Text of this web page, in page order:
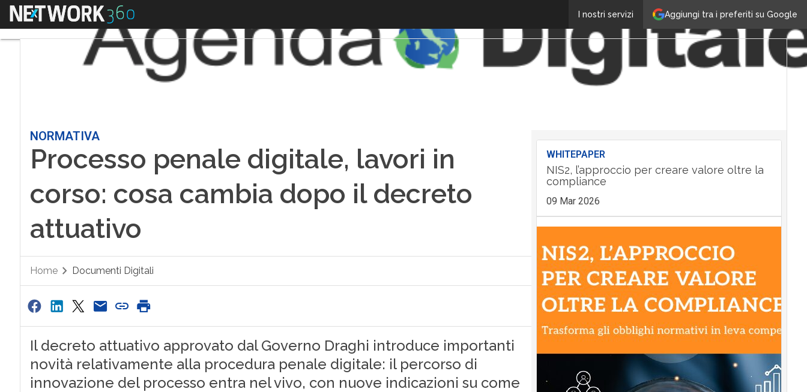
Aggiungi tra i preferiti su Google
I nostri servizi
Menu
NORMATIVA
Processo penale digitale, lavori in
corso: cosa cambia dopo il decreto
attuativo
Home Documenti Digitali
Il decreto attuativo approvato dal Governo Draghi introduce importanti
novità relativamente alla procedura penale digitale: il percorso di
innovazione del processo entra nel vivo, con nuove indicazioni su come
WHITEPAPER
NIS2, l’approccio per creare valore oltre la
compliance
09 Mar 2026